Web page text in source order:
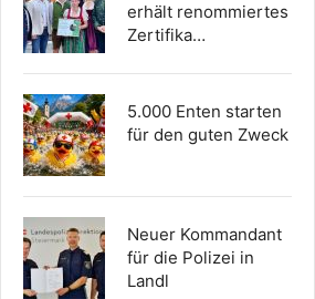
erhält renommiertes
Zertifika…
5.000 Enten starten
für den guten Zweck
Neuer Kommandant
für die Polizei in
Landl